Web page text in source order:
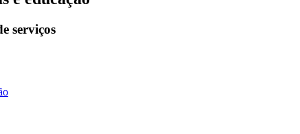
serviços